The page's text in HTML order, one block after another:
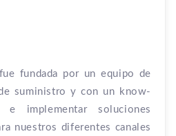
fundada por un equipo de
suministro y con un know-
implementar soluciones
nuestros diferentes canales